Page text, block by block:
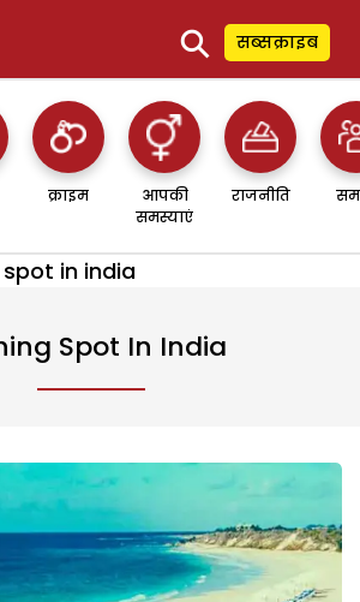
⚲ सब्सक्राइब
क्राइम
आपकी
समस्याएं
राजनीति
in india
Spot In India